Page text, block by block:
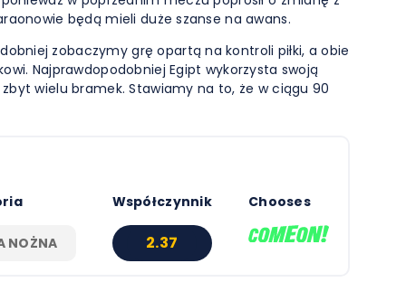
będą mieli duże szanse na awans.
zobaczymy grę opartą na kontroli piłki, a obie
Najprawdopodobniej Egipt wykorzysta swoją
wielu bramek. Stawiamy na to, że w ciągu 90
NOŻNA
Współczynnik
2.37
Chooses